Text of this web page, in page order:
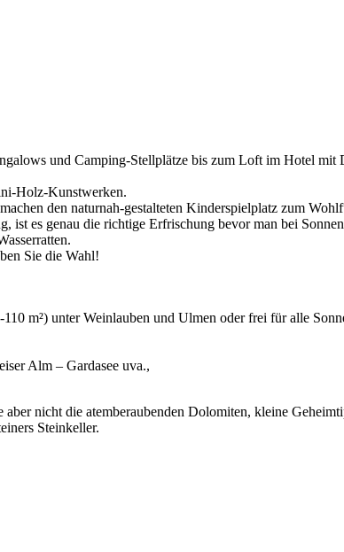
und Camping-Stellplätze bis zum Loft im Hotel mit
Holz-Kunstwerken.
den naturnah-gestalteten Kinderspielplatz zum
es genau die richtige Erfrischung bevor man bei
Sie die Wahl!
m²) unter Weinlauben und Ulmen oder frei für alle
Alm – Gardasee uva.,
nicht die atemberaubenden Dolomiten, kleine
Steinkeller.